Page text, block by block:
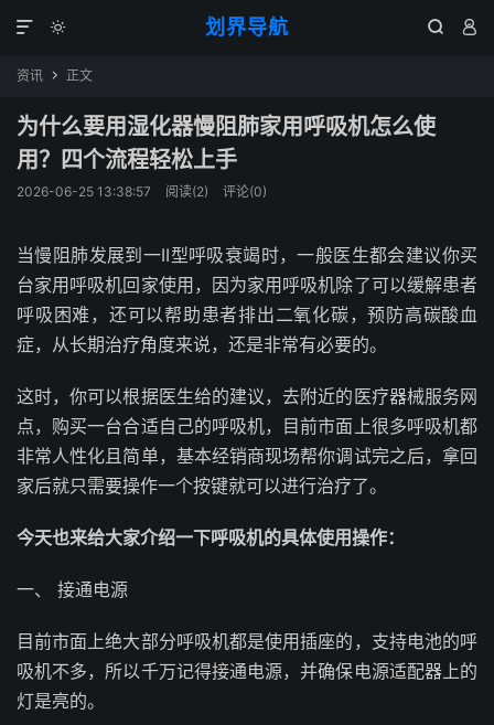
划界导航
  

资讯  正文
为什么要用湿化器慢阻肺家用呼吸机怎么使
用？四个流程轻松上手
2026-06-25 13:38:57 阅读(2) 评论(0)
当慢阻肺发展到一II型呼吸衰竭时，一般医生都会建议你买
台家用呼吸机回家使用，因为家用呼吸机除了可以缓解患者
呼吸困难，还可以帮助患者排出二氧化碳，预防高碳酸血
症，从长期治疗角度来说，还是非常有必要的。
这时，你可以根据医生给的建议，去附近的医疗器械服务网
点，购买一台合适自己的呼吸机，目前市面上很多呼吸机都
非常人性化且简单，基本经销商现场帮你调试完之后，拿回
家后就只需要操作一个按键就可以进行治疗了。
今天也来给大家介绍一下呼吸机的具体使用操作：
一、 接通电源
目前市面上绝大部分呼吸机都是使用插座的，支持电池的呼
吸机不多，所以千万记得接通电源，并确保电源适配器上的
灯是亮的。